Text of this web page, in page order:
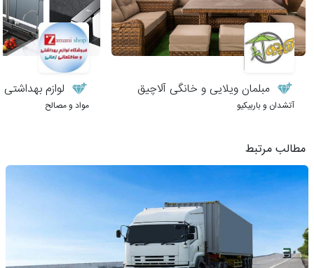
مبلمان ویلایی و خانگی آلاچیق
آتشدان و باربیکیو
لوازم
مواد و مصالح
مطالب مرتبط